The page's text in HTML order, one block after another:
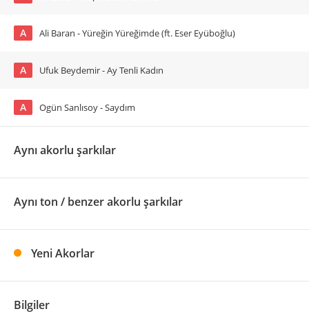
A Ali Baran - Yüreğin Yüreğimde (ft. Eser Eyüboğlu)
A Ufuk Beydemir - Ay Tenli Kadın
A Ogün Sanlısoy - Saydım
Aynı akorlu şarkılar
Aynı ton / benzer akorlu şarkılar
Yeni Akorlar
Bilgiler